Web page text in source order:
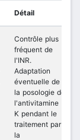
Détail
Contrôle plus
fréquent de
l'INR.
Adaptation
éventuelle de
la posologie de
l'antivitamine
K pendant le
traitement par
la